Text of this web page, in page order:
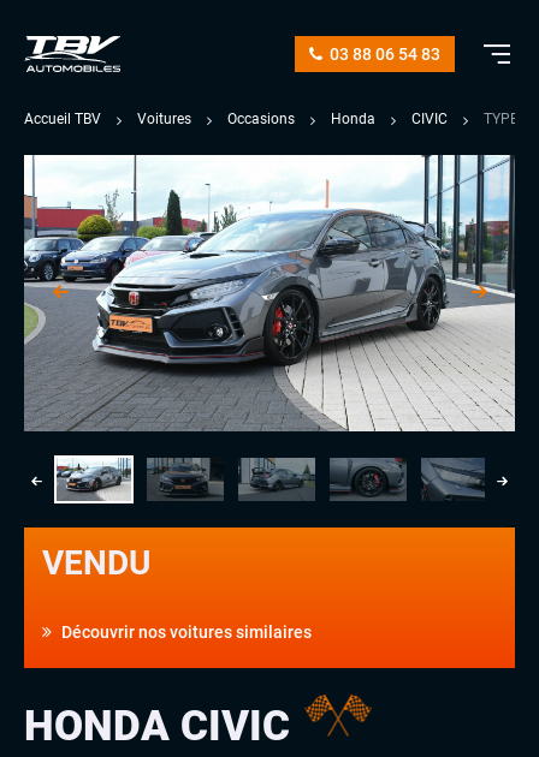
03 88 06 54 83
Accueil TBV Voitures Occasions Honda CIVIC TYPE R
VENDU
Découvrir nos voitures similaires
HONDA CIVIC